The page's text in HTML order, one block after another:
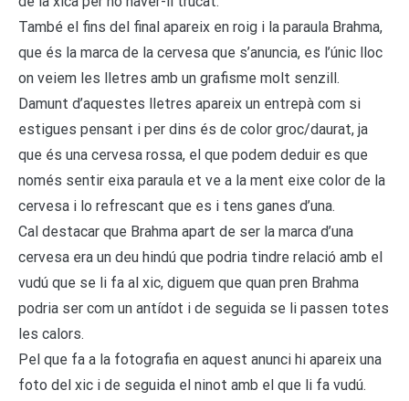
També el fins del final apareix en roig i la paraula Brahma,
que és la marca de la cervesa que s’anuncia, es l’únic lloc
on veiem les lletres amb un grafisme molt senzill.
Damunt d’aquestes lletres apareix un entrepà com si
estigues pensant i per dins és de color groc/daurat, ja
que és una cervesa rossa, el que podem deduir es que
només sentir eixa paraula et ve a la ment eixe color de la
cervesa i lo refrescant que es i tens ganes d’una.
Cal destacar que Brahma apart de ser la marca d’una
cervesa era un deu hindú que podria tindre relació amb el
vudú que se li fa al xic, diguem que quan pren Brahma
podria ser com un antídot i de seguida se li passen totes
les calors.
Pel que fa a la fotografia en aquest anunci hi apareix una
foto del xic i de seguida el ninot amb el que li fa vudú.